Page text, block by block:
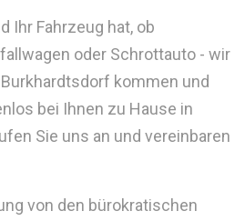
Ihr Fahrzeug hat, ob
oder Schrottauto - wir
kommen und
bei Ihnen zu Hause in
Sie uns an und vereinbaren
von den bürokratischen